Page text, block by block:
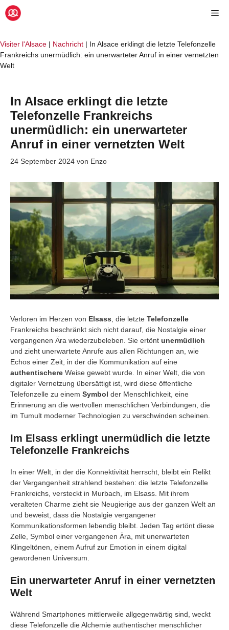
Zum
Inhalt
Visiter l'Alsace | Nachricht | In Alsace erklingt die letzte Telefonzelle
Frankreichs unermüdlich: ein unerwarteter Anruf in einer vernetzten
Welt
In Alsace erklingt die letzte
Telefonzelle Frankreichs
unermüdlich: ein unerwarteter
Anruf in einer vernetzten Welt
24 September 2024 von Enzo
Verloren im Herzen von Elsass, die letzte Telefonzelle
Frankreichs beschränkt sich nicht darauf, die Nostalgie einer
vergangenen Ära wiederzubeleben. Sie ertönt unermüdlich
und zieht unerwartete Anrufe aus allen Richtungen an, wie
Echos einer Zeit, in der die Kommunikation auf eine
authentischere Weise gewebt wurde. In einer Welt, die von
digitaler Vernetzung übersättigt ist, wird diese öffentliche
Telefonzelle zu einem Symbol der Menschlichkeit, eine
Erinnerung an die wertvollen menschlichen Verbindungen, die
im Tumult moderner Technologien zu verschwinden scheinen.
Im Elsass erklingt unermüdlich die letzte
Telefonzelle Frankreichs
In einer Welt, in der die Konnektivität herrscht, bleibt ein Relikt
der Vergangenheit strahlend bestehen: die letzte Telefonzelle
Frankreichs, versteckt in Murbach, im Elsass. Mit ihrem
veralteten Charme zieht sie Neugierige aus der ganzen Welt an
und beweist, dass die Nostalgie vergangener
Kommunikationsformen lebendig bleibt. Jeden Tag ertönt diese
Zelle, Symbol einer vergangenen Ära, mit unerwarteten
Klingeltönen, einem Aufruf zur Emotion in einem digital
gewordenen Universum.
Ein unerwarteter Anruf in einer vernetzten
Welt
Während Smartphones mittlerweile allgegenwärtig sind, weckt
diese Telefonzelle die Alchemie authentischer menschlicher